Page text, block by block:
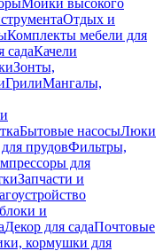
Мойки высокого
Отдых и
Комплекты мебели для
садаКачели
Зонты,
ГрилиМангалы,
Бытовые насосыЛюки
прудовФильтры,
для
Запчасти и
и
Декор для садаПочтовые
кормушки для